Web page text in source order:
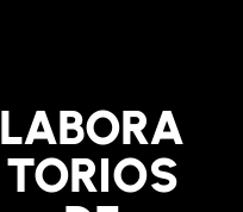
LABORA
TORIOS